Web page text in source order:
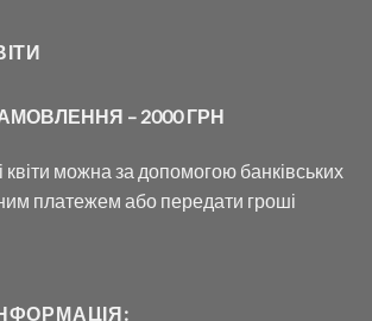
– 2000 ГРН
можна за допомогою банківських
платежем або передати гроші